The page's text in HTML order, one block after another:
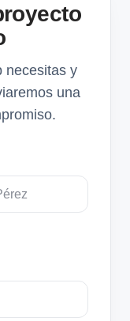
necesitas y
una